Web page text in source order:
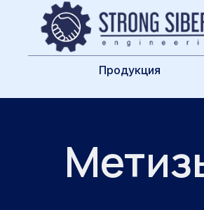
Продукция